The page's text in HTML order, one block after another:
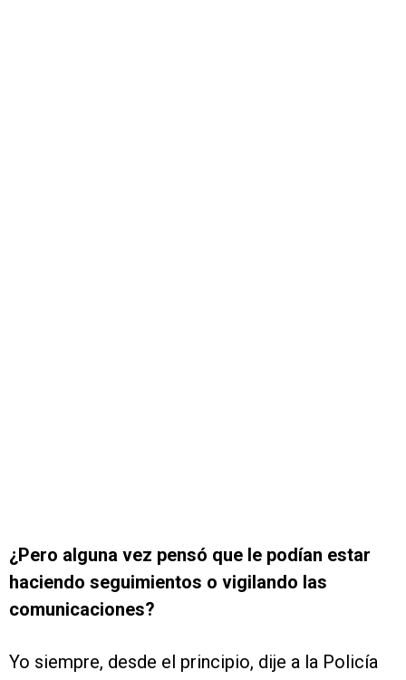
¿Pero alguna vez pensó que le podían estar
haciendo seguimientos o vigilando las
comunicaciones?
Yo siempre, desde el principio, dije a la Policía